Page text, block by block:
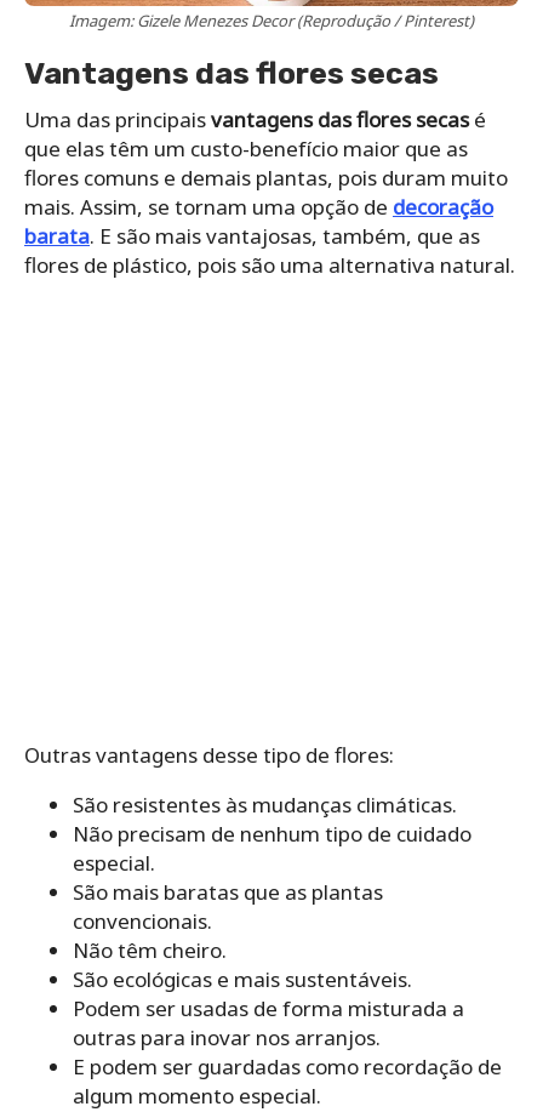
Imagem: Gizele Menezes Decor (Reprodução / Pinterest)
Vantagens das flores secas
Uma das principaisvantagens das flores secasé
que elas têm um custo-benefício maior que as
flores comuns e demais plantas, pois duram muito
mais. Assim, se tornam uma opção de decoração
barata. E são mais vantajosas, também, que as
flores de plástico, pois são uma alternativa natural.
Outras vantagens desse tipo de flores:
São resistentes às mudanças climáticas.
Não precisam de nenhum tipo de cuidado
especial.
São mais baratas que as plantas
convencionais.
Não têm cheiro.
São ecológicas e mais sustentáveis.
Podem ser usadas de forma misturada a
outras para inovar nos arranjos.
E podem ser guardadas como recordação de
algum momento especial.